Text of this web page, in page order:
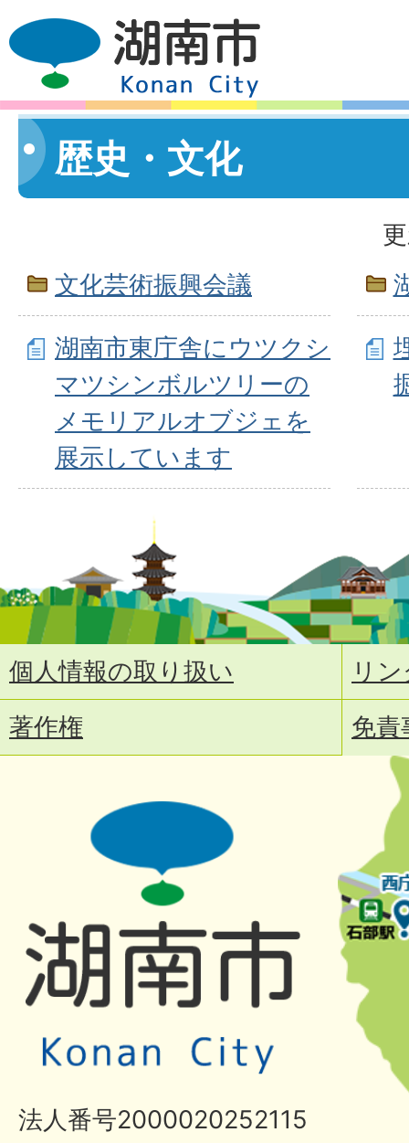
歴史・文化
文化芸術振興会議
湖南市東庁舎にウツクシ
マツシンボルツリーの
メモリアルオブジェを
展示しています
個人情報の取り扱い
リ
著作権
免責
法人番号2000020252115